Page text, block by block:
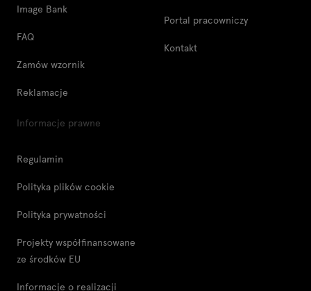
Image Bank
FAQ
Zamów wzornik
Reklamacje
Portal pracowniczy
Kontakt
Informacje prawne
Regulamin
Polityka plików cookie
Polityka prywatności
Projekty współfinansowane
ze środków EU
Informacje o realizacji